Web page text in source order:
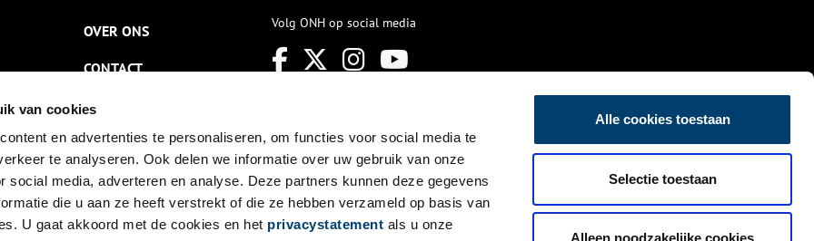
van cookies
en advertenties te personaliseren, om functies voor social media te
te analyseren. Ook delen we informatie over uw gebruik van onze
social media, adverteren en analyse. Deze partners kunnen deze gegevens
die u aan ze heeft verstrekt of die ze hebben verzameld op basis van
U gaat akkoord met de cookies en het privacystatement als u onze
Alle cookies toestaan
Selectie toestaan
Alleen noodzakelijke cookies
OVER ONS
CONTACT
NIEUWSBRIEF
DISCLAIMER
PRIVACY
TOEGANKELIJKHEID
Volg ONH op social media